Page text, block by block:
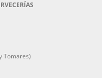
Tomares)